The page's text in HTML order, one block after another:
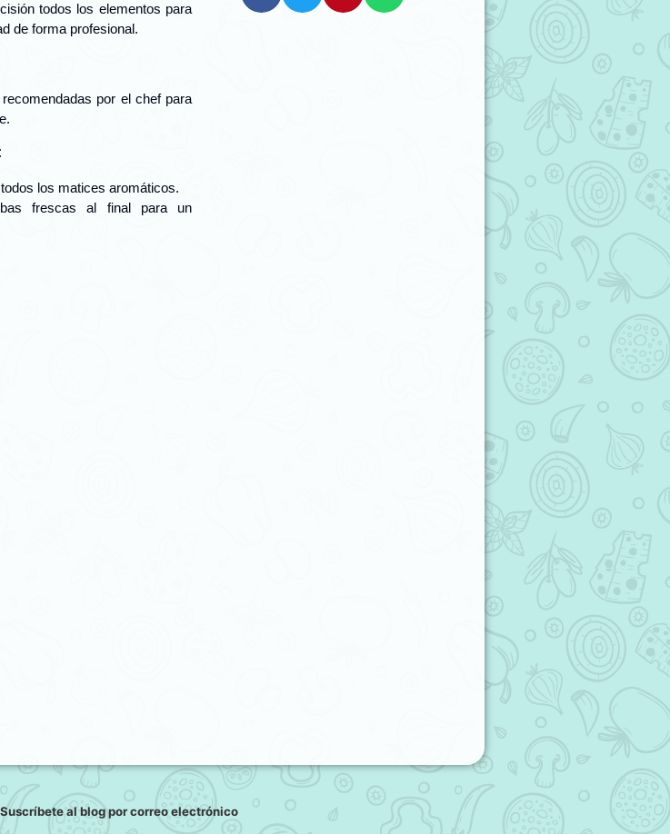
todos los elementos para
de forma profesional.
por el chef para
los matices aromáticos.
frescas al final para un
Suscríbete al blog por correo electrónico